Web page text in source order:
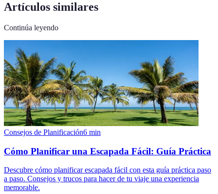
Artículos similares
Continúa leyendo
Consejos de Planificación6 min
Cómo Planificar una Escapada Fácil: Guía Práctica
Descubre cómo planificar escapada fácil con esta guía práctica paso
a paso. Consejos y trucos para hacer de tu viaje una experiencia
memorable.